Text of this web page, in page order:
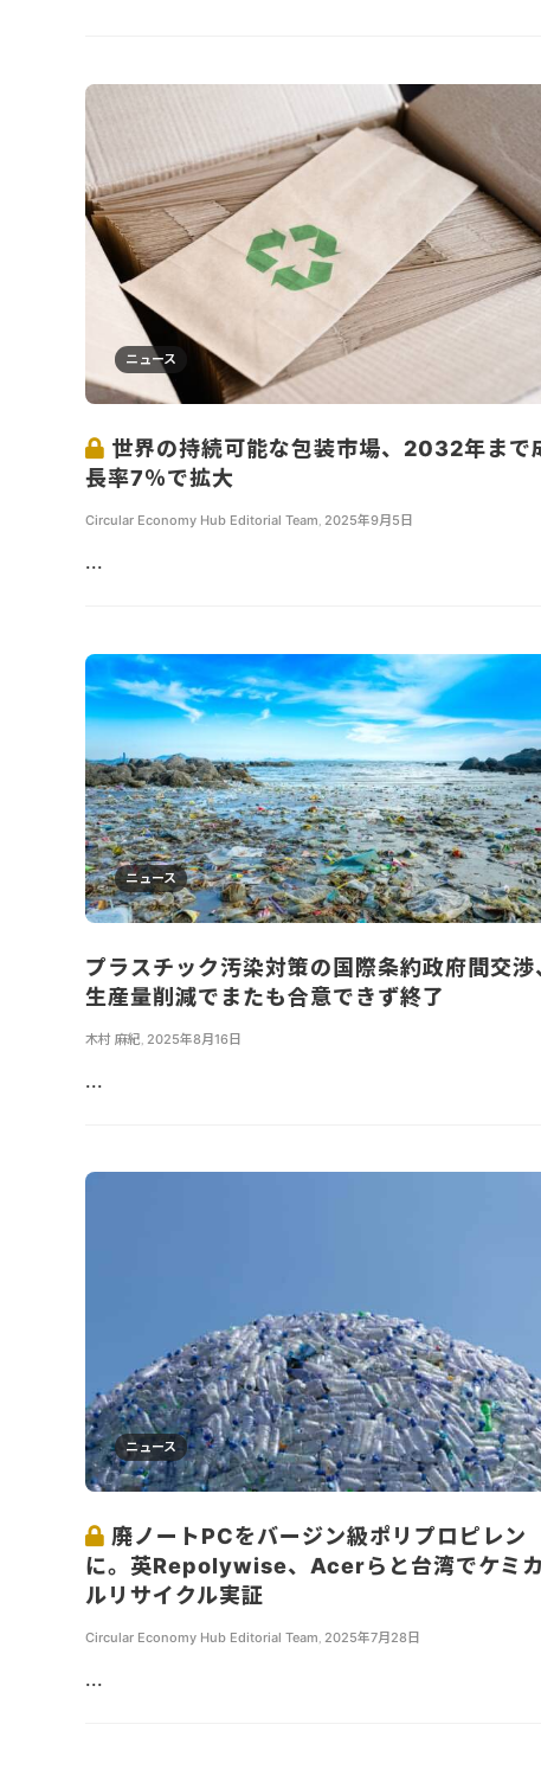
ニュース
世界の持続可能な包装市場、2032年まで
長率7％で拡大
Circular Economy Hub Editorial Team 2025年9月5日
...
ニュース
プラスチック汚染対策の国際条約政府間交渉
生産量削減でまたも合意できず終了
木村 麻紀, 2025年8月16日
...
ニュース
廃ノートPCをバージン級ポリプロピレン
に。英Repolywise、Acerらと台湾でケミカ
ルリサイクル実証
Circular Economy Hub Editorial Team 2025年7月28日
...